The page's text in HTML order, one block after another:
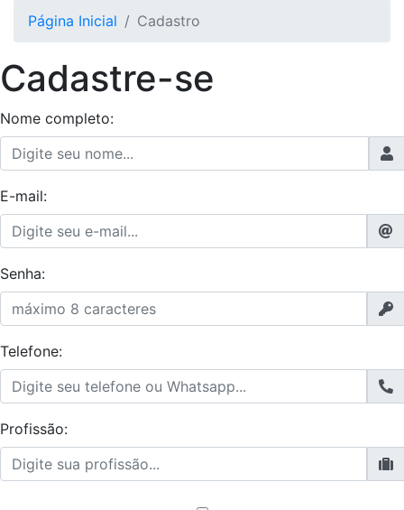
Página Inicial Cadastro
Cadastre-se
Nome completo:
E-mail:
Senha:
Telefone:
Profissão: